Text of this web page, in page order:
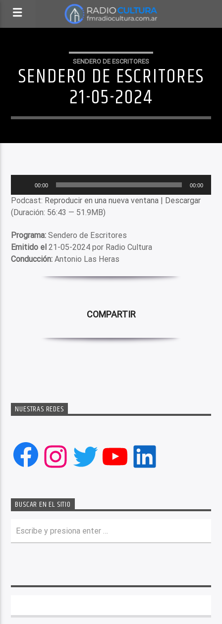
SENDERO DE ESCRITORES
SENDERO DE ESCRITORES
21-05-2024
audio
00:00 00:00
Podcast: Reproducir en una nueva ventana | Descargar
(Duración: 56:43 — 51.9MB)
Programa: Sendero de Escritores
Emitido el 21-05-2024 por Radio Cultura
Conducción: Antonio Las Heras
COMPARTIR
NUESTRAS REDES
Facebook
Instagram
Twitter
YouTube
LinkedIn
BUSCAR EN EL SITIO